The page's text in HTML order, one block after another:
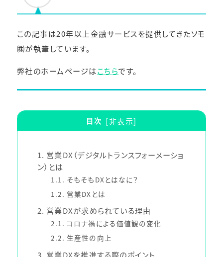
この記事は20年以上金融サービスを提供してきたソモ
㈱が執筆しています。
弊社のホームページはこちらです。
目次 [非表示]
1 営業DX（デジタルトランスフォーメーショ
ン）とは
1.1
そもそもDXとはなに？
1.2 営業DXとは
2 営業DXが求められている理由
2.1 コロナ禍による価値観の変化
2.2 生産性の向上
3 営業DXを推進する際のポイント